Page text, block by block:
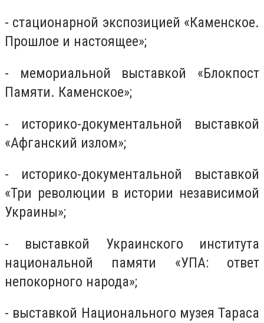
- стационарной экспозицией «Каменское.
Прошлое и настоящее»;
- мемориальной выставкой «Блокпост
Памяти. Каменское»;
- историко-документальной выставкой
«Афганский излом»;
- историко-документальной выставкой
«Три революции в истории независимой
Украины»;
- выставкой Украинского института
национальной памяти «УПА: ответ
непокорного народа»;
- выставкой Национального музея Тараса